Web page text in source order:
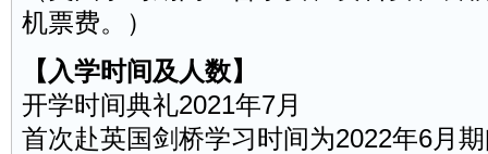
机票费。）
【入学时间及人数】
开学时间典礼2021年7月
首次赴英国剑桥学习时间为2022年6月